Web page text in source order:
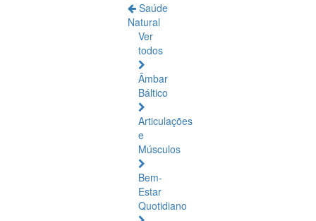
Saúde
Natural
Ver
todos
Âmbar
Báltico
Articulações
e
Músculos
Bem-
Estar
Quotidiano